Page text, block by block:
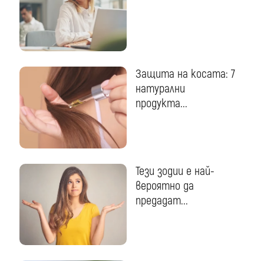
Защита на косата: 7
натурални
продукта...
Тези зодии е най-
вероятно да
предадат...